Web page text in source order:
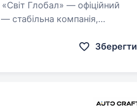
стабільна компанія,
Зберегти